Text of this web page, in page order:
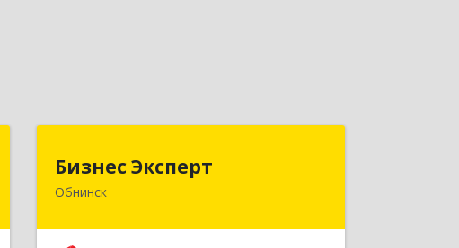
Бизнес Эксперт
Обнинск249034, Калужская обл, Обнинск г,